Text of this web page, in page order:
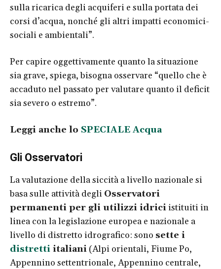
sulla ricarica degli acquiferi e sulla portata dei
corsi d’acqua, nonché gli altri impatti economici-
sociali e ambientali”.
Per capire oggettivamente quanto la situazione
sia grave, spiega, bisogna osservare “quello che è
accaduto nel passato per valutare quanto il deficit
sia severo o estremo”.
Leggi anche lo SPECIALE Acqua
Gli Osservatori
La valutazione della siccità a livello nazionale si
basa sulle attività degli Osservatori
permanenti per gli utilizzi idriciistituiti in
linea con la legislazione europea e nazionale a
livello di distretto idrografico: sono sette i
distretti italiani (Alpi orientali, Fiume Po,
Appennino settentrionale, Appennino centrale,